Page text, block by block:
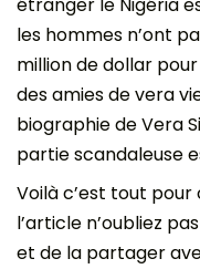
les hommes n’ont
million de dollar
des amies de vera
biographie de Vera
partie scandaleuse
Voilà c’est tout
l’article n’oubliez
et de la partager